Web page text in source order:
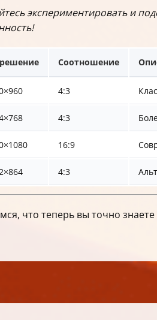
экспериментировать и
Соотношение
4:3
4:3
16:9
4:3
что теперь вы точно